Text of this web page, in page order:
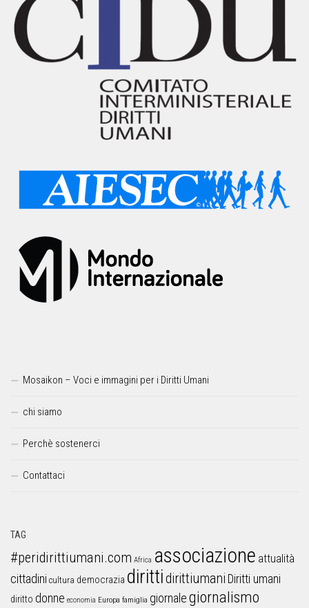
Mosaikon – Voci e immagini per i Diritti Umani
chi siamo
Perchè sostenerci
Contattaci
TAG
#peridirittiumani.com Africa associazione attualità
cittadini cultura democrazia dirittidirittiumani Diritti umani
diritto donne economia Europa famiglia giornalegiornalismo